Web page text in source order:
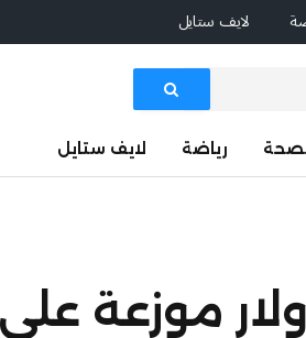
لايف ستايل
الصحة رياضة لايف ستايل